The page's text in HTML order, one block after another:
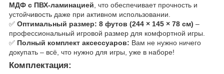
МДФ с ПВХ-ламинацией , что обеспечивает прочность и
устойчивость даже при активном использовании.
✅ Оптимальный размер: 8 футов (244 × 145 × 78 см) –
профессиональный игровой размер для комфортной игры.
✅ Полный комплект аксессуаров: Вам не нужно ничего
докупать – всё, что нужно для игры, уже в наборе!
Комплектация: